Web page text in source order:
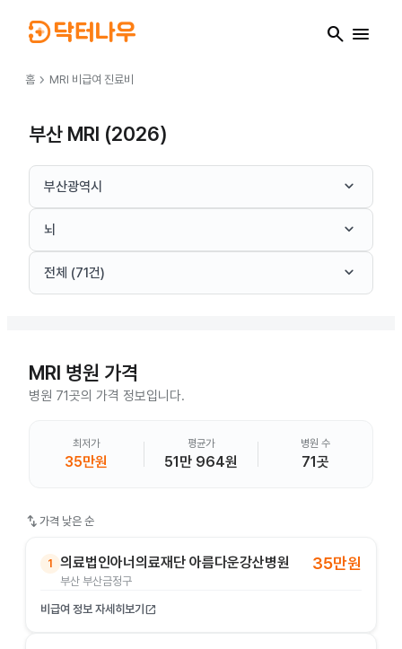
search menu
홈 chevron_right MRI 비급여 진료비
부산 MRI (2026)
부산광역시 keyboard_arrow_down
뇌 keyboard_arrow_down
전체 (71건) keyboard_arrow_down
MRI 병원 가격
병원 71곳의 가격 정보입니다.
최저가
35만원
평균가
51만 964원
병원 수
71곳
swap_vert 가격 낮은 순
1 의료법인아너의료재단 아름다운강산병원
부산 부산금정구
35만원
비급여 정보 자세히보기 open_in_new